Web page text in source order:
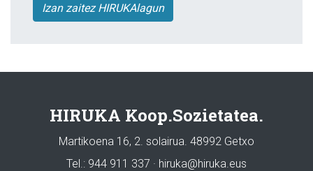
Izan zaitez HIRUKAlagun
HIRUKA Koop.Sozietatea.
Martikoena 16, 2. solairua. 48992 Getxo
Tel.: 944 911 337 · hiruka@hiruka.eus